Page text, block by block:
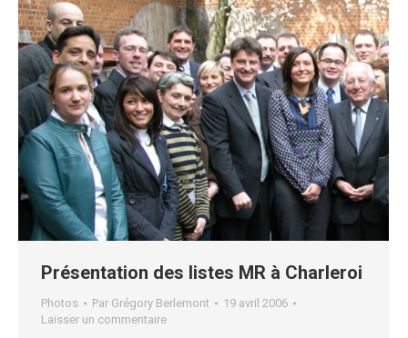
Présentation des listes MR à Charleroi
Photos Par Grégory Berlemont
19 avril 2006
Laisser un commentaire